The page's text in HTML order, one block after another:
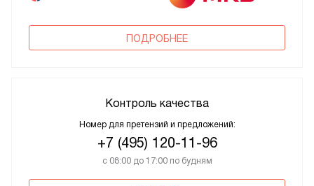
ПОДРОБНЕЕ
Контроль качества
Номер для претензий и предложений:
+7 (495) 120-11-96
с 08:00 до 17:00 по будням